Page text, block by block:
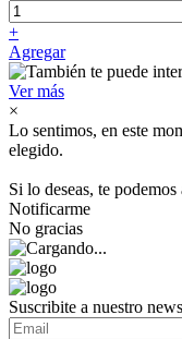
+
Agregar
Ver más
×
Lo sentimos, en este
elegido.
Si lo deseas, te
Notificarme
No gracias
Suscribite a nuestro